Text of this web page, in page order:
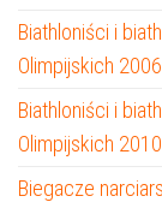
Biathloniści i
Olimpijskich 2006
Biathloniści i
Olimpijskich 2010
Biegacze